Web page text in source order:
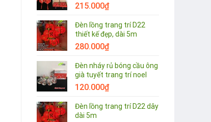
215.000₫
Đèn lồng trang trí D22
thiết kế đẹp, dài 5m
280.000₫
Đèn nháy rủ bóng cầu ông
già tuyết trang trí noel
120.000₫
Đèn lồng trang trí D22 dây
dài 5m